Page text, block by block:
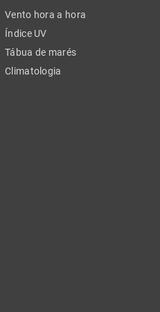
Vento hora a hora
Índice UV
Tábua de marés
Climatologia